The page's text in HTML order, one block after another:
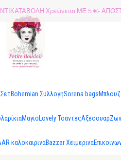
ΣετBohemian ΣυλλογηSorena bags
Μαγιo Lovely ΤσαντεςΑξεσουαρ
καλοκαιριναBazzar Χειμερινα
Χρεώνεται ΜΕ 5 €-